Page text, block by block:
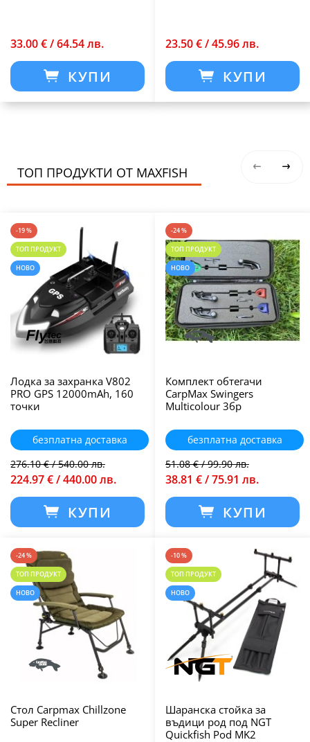
33.00 € / 64.54 лв.
КУПИ
23.50 € / 45.96 лв.
КУПИ
ТОП ПРОДУКТИ ОТ MAXFISH
-19 %
ТОП ПРОДУКТ
НОВО
Лодка за захранка V802
PRO GPS 12000mAh, 160
точки
безплатна доставка
276.10 € / 540.00 лв.
224.97 € / 440.00 лв.
КУПИ
-24 %
ТОП ПРОДУКТ
НОВО
Комплект обтегачи
CarpMax Swingers
Multicolour 3бр
безплатна доставка
51.08 € / 99.90 лв.
38.81 € / 75.91 лв.
КУПИ
-24 %
ТОП ПРОДУКТ
НОВО
Стол Carpmax Chillzone
Super Recliner
-10 %
ТОП ПРОДУКТ
НОВО
Шаранска стойка за
въдици род под NGT
Quickfish Pod MK2